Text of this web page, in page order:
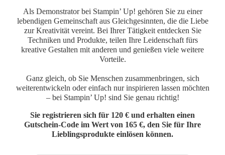
Als Demonstrator bei Stampin’ Up! gehören Sie zu einer
lebendigen Gemeinschaft aus Gleichgesinnten, die die Liebe
zur Kreativität vereint. Bei Ihrer Tätigkeit entdecken Sie
Techniken und Produkte, teilen Ihre Leidenschaft fürs
kreative Gestalten mit anderen und genießen viele weitere
Vorteile.
Ganz gleich, ob Sie Menschen zusammenbringen, sich
weiterentwickeln oder einfach nur inspirieren lassen möchten
– bei Stampin’ Up! sind Sie genau richtig!
Sie registrieren sich für 120 € und erhalten einen
Gutschein-Code im Wert von 165 €, den Sie für Ihre
Lieblingsprodukte einlösen können.